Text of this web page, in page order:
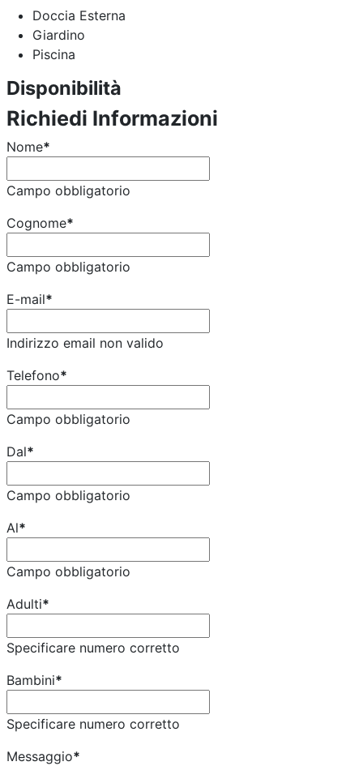
Doccia Esterna
Giardino
Piscina
Disponibilità
Richiedi Informazioni
Nome*
Campo obbligatorio
Cognome*
Campo obbligatorio
E-mail*
Indirizzo email non valido
Telefono*
Campo obbligatorio
Dal*
Campo obbligatorio
Al*
Campo obbligatorio
Adulti*
Specificare numero corretto
Bambini*
Specificare numero corretto
Messaggio*